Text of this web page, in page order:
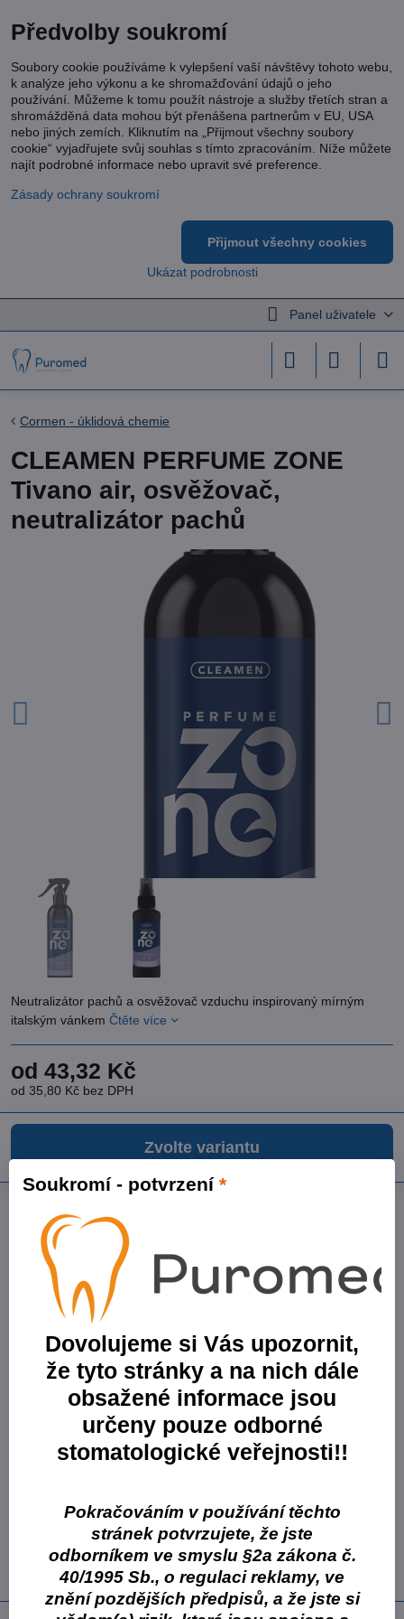
Panel uživatele
Cormen - úklidová chemie
CLEAMEN PERFUME ZONE
Tivano air, osvěžovač,
neutralizátor pachů
Neutralizátor pachů a osvěžovač vzduchu inspirovaný mírným
italským vánkem Čtěte více
od 43,32 Kč
od 35,80 Kč bez DPH
Zvolte variantu
Výrobce: Cormen s.r.o.
Varianty produktů
Varianta:
osvěžovač, neutralizátor pachů
Skladové číslo:VCFAT000799
Skladem
43,32 Kč
35,80 Kč
Varianta:CLEAMEN PERFUME ZONE Tivano air 250 ml
Skladem
88,21 Kč
72,90 Kč bez DPH
Předvolby soukromí
Soubory cookie používáme k vylepšení vaší návštěvy tohoto webu,
k analýze jeho výkonu a ke shromažďování údajů o jeho
používání. Můžeme k tomu použít nástroje a služby třetích stran a
shromážděná data mohou být přenášena partnerům v EU, USA
nebo jiných zemích. Kliknutím na „Přijmout všechny soubory
cookie“ vyjadřujete svůj souhlas s tímto zpracováním. Níže můžete
najít podrobné informace nebo upravit své preference.
Zásady ochrany soukromí
Ukázat podrobnosti
Přijmout všechny cookies
Soukromí - potvrzení *
Dovolujeme si Vás upozornit,
že tyto stránky a na nich dále
obsažené informace jsou
určeny pouze odborné
stomatologické veřejnosti!!
Pokračováním v používání těchto
stránek potvrzujete, že jste
odborníkem ve smyslu §2a zákona č.
40/1995 Sb., o regulaci reklamy, ve
znění pozdějších předpisů, a že jste si